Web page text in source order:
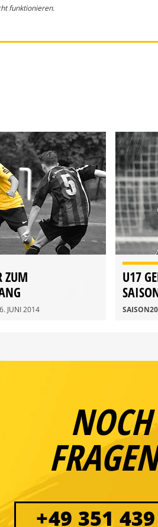
funktionieren.
ZUM
JUNI 2014
U17
NOCH
+49 351